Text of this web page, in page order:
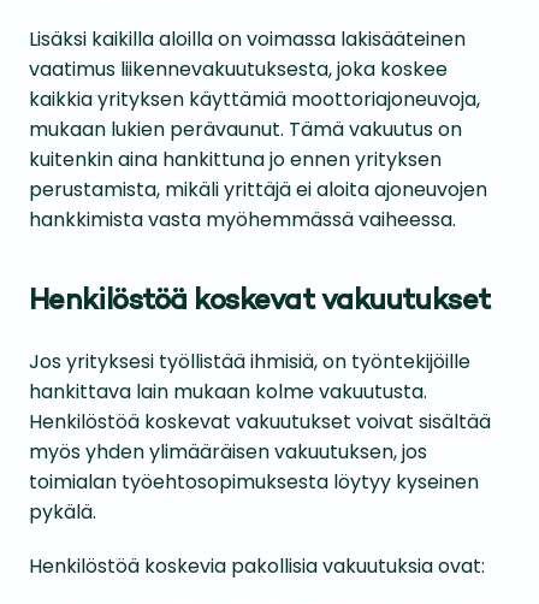
Lisäksi kaikilla aloilla on voimassa lakisääteinen
vaatimus liikennevakuutuksesta, joka koskee
kaikkia yrityksen käyttämiä moottoriajoneuvoja,
mukaan lukien perävaunut. Tämä vakuutus on
kuitenkin aina hankittuna jo ennen yrityksen
perustamista, mikäli yrittäjä ei aloita ajoneuvojen
hankkimista vasta myöhemmässä vaiheessa.
Henkilöstöä koskevat vakuutukset
Jos yrityksesi työllistää ihmisiä, on työntekijöille
hankittava lain mukaan kolme vakuutusta.
Henkilöstöä koskevat vakuutukset voivat sisältää
myös yhden ylimääräisen vakuutuksen, jos
toimialan työehtosopimuksesta löytyy kyseinen
pykälä.
Henkilöstöä koskevia pakollisia vakuutuksia ovat: